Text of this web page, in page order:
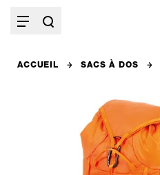
ACCUEIL SACS À DOS